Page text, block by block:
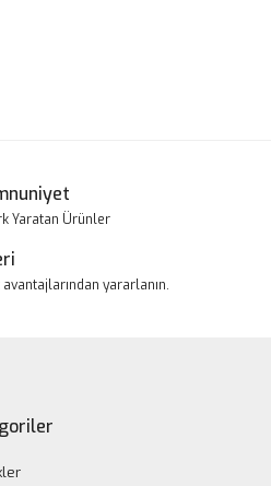
Yaratan Ürünler
yararlanın.